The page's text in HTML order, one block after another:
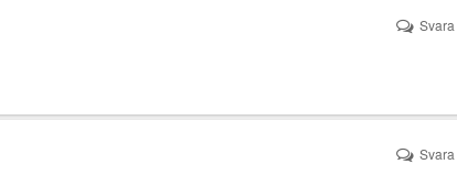
Svara
Svara